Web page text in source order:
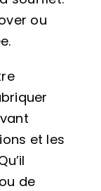
ou
et les
de